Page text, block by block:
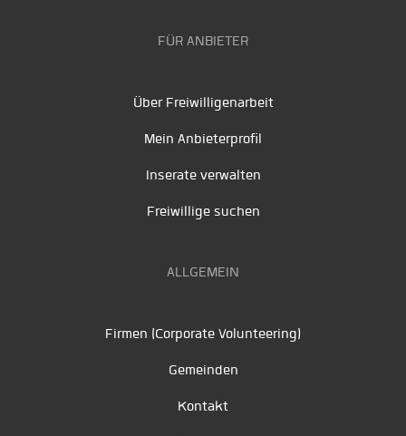
FÜR ANBIETER
Über Freiwilligenarbeit
Mein Anbieterprofil
Inserate verwalten
Freiwillige suchen
ALLGEMEIN
Firmen (Corporate Volunteering)
Gemeinden
Kontakt